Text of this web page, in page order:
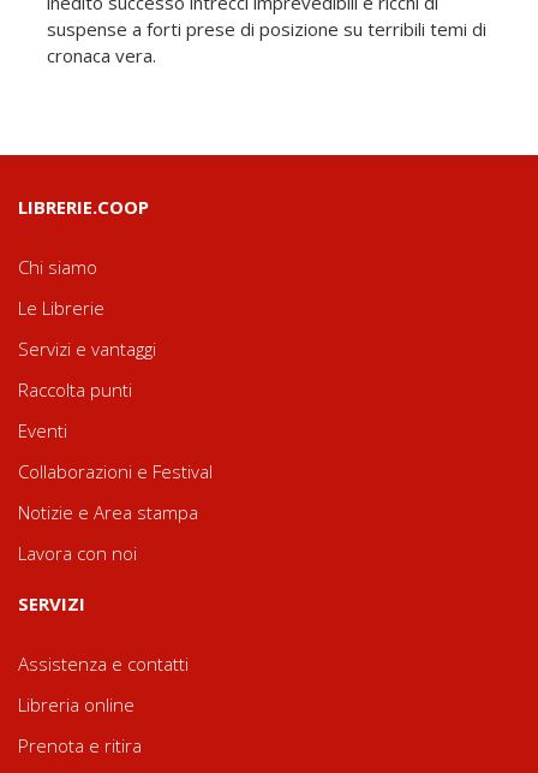
suspense a forti prese di posizione su terribili temi di
cronaca vera.
LIBRERIE.COOP
Chi siamo
Le Librerie
Servizi e vantaggi
Raccolta punti
Eventi
Collaborazioni e Festival
Notizie e Area stampa
Lavora con noi
SERVIZI
Assistenza e contatti
Libreria online
Prenota e ritira